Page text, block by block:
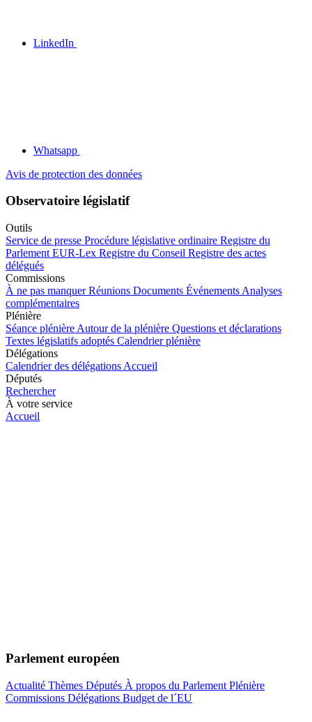
LinkedIn
Whatsapp
Avis de protection des données
Observatoire législatif
Outils
Service de presse Procédure législative ordinaire Registre du
Parlement EUR-Lex Registre du Conseil Registre des actes
délégués
Commissions
À ne pas manquer Réunions Documents Événements Analyses
complémentaires
Plénière
Séance plénière Autour de la plénière Questions et déclarations
Textes législatifs adoptés Calendrier plénière
Délégations
Calendrier des délégations Accueil
Députés
Rechercher
À votre service
Accueil
Parlement européen
Actualité Thèmes Députés À propos du Parlement Plénière
Commissions Délégations Budget de l´EU